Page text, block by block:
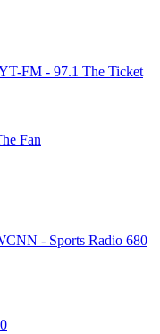
FM - 97.1 The Ticket
Fan
- Sports Radio 680